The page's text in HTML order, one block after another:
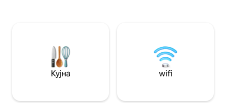
Чистата, без никакви нечистотии, ве
поканува да пливате, да возите кану,
кајак или едноставно да лебдите.
Забележете ја чапјата која лета ниско,
набљудуваат од дрво.
Кујна wifi